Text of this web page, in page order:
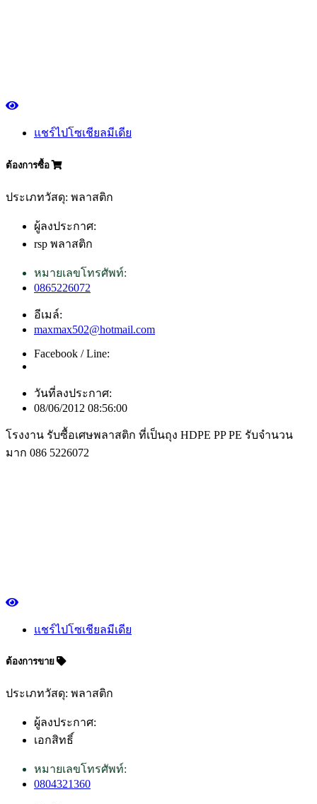
แชร์ไปโซเชียลมีเดีย
ต้องการซื้อ
ประเภทวัสดุ: พลาสติก
ผู้ลงประกาศ:
rsp พลาสติก
หมายเลขโทรศัพท์:
0865226072
อีเมล์:
maxmax502@hotmail.com
Facebook / Line:
วันที่ลงประกาศ:
08/06/2012 08:56:00
โรงงาน รับซื้อเศษพลาสติก ที่เป็นถุง HDPE PP PE รับจำนวน
มาก 086 5226072
แชร์ไปโซเชียลมีเดีย
ต้องการขาย
ประเภทวัสดุ: พลาสติก
ผู้ลงประกาศ:
เอกสิทธิ์
หมายเลขโทรศัพท์:
0804321360